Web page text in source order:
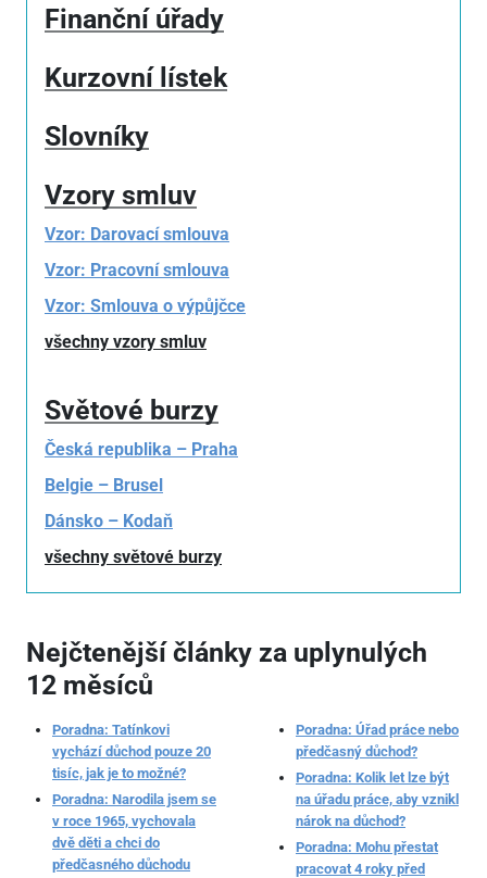
Finanční úřady
Kurzovní lístek
Slovníky
Vzory smluv
Vzor: Darovací smlouva
Vzor: Pracovní smlouva
Vzor: Smlouva o výpůjčce
všechny vzory smluv
Světové burzy
Česká republika – Praha
Belgie – Brusel
Dánsko – Kodaň
všechny světové burzy
Nejčtenější články za uplynulých
12 měsíců
Poradna: Tatínkovi
vychází důchod pouze 20
tisíc, jak je to možné?
Poradna: Narodila jsem se
v roce 1965, vychovala
dvě děti a chci do
předčasného důchodu
Poradna: Úřad práce nebo
předčasný důchod?
Poradna: Kolik let lze být
na úřadu práce, aby vznikl
nárok na důchod?
Poradna: Mohu přestat
pracovat 4 roky před